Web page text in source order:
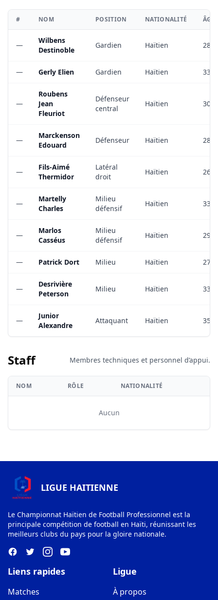
# NOM POSITION NATIONALITÉ ÂGE
—
Wilbens
Destinoble
Gardien Haïtien 28
— Gerly Elien Gardien Haïtien 33
—
Roubens
Jean
Fleuriot
Défenseur
central
Haïtien 30
—
Marckenson
Edouard
Défenseur Haïtien 28
—
Fils-Aimé
Thermidor
Latéral
droit
Haïtien 26
—
Martelly
Charles
Milieu
défensif
Haïtien 33
—
Marlos
Casséus
Milieu
défensif
Haïtien 29
— Patrick Dort Milieu Haïtien 27
—
Desrivière
Peterson
Milieu Haïtien 33
—
Junior
Alexandre
Attaquant Haïtien 35
Staff Membres techniques et personnel d’appui.
NOM RÔLE NATIONALITÉ
Aucun
LIGUE HAITIENNE
Le Championnat Haïtien de Football Professionnel est la
principale compétition de football en Haïti, réunissant les
meilleurs clubs du pays pour la gloire nationale.
Liens rapides
Matches
Ligue
À propos